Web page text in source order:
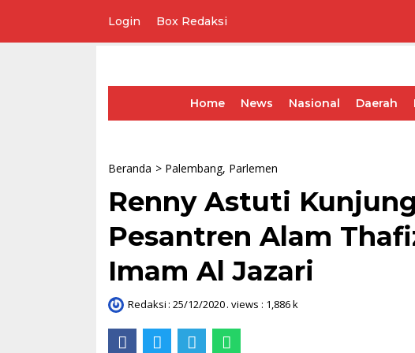
Lompat
Login Box Redaksi
Home News Nasional Daerah
Beranda > Palembang, Parlemen
Renny Astuti
Pesantren Alam
Imam Al Jazari
Redaksi : 25/12/2020. views : 1,886 k